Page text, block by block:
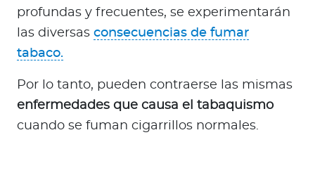
profundas y frecuentes, se experimentarán
las diversas consecuencias de fumar
tabaco.
Por lo tanto, pueden contraerse las mismas
enfermedades que causa el tabaquismo
cuando se fuman cigarrillos normales.